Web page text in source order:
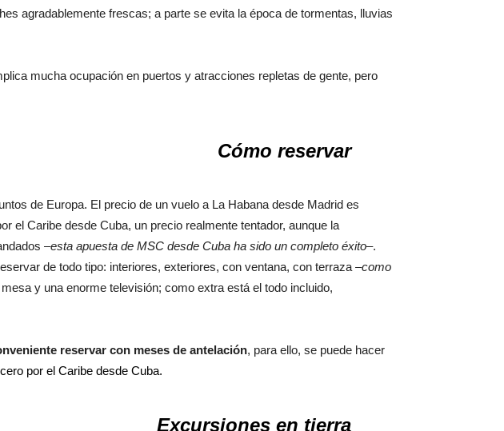
agradablemente frescas; a parte se evita la época de tormentas, lluvias
mucha ocupación en puertos y atracciones repletas de gente, pero
Cómo reservar
de Europa. El precio de un vuelo a La Habana desde Madrid es
el Caribe desde Cuba, un precio realmente tentador, aunque la
–esta apuesta de MSC desde Cuba ha sido un completo éxito–.
de todo tipo: interiores, exteriores, con ventana, con terraza –como
y una enorme televisión; como extra está el todo incluido,
reservar con meses de antelación, para ello, se puede hacer
por el Caribe desde Cuba.
Excursiones en tierra